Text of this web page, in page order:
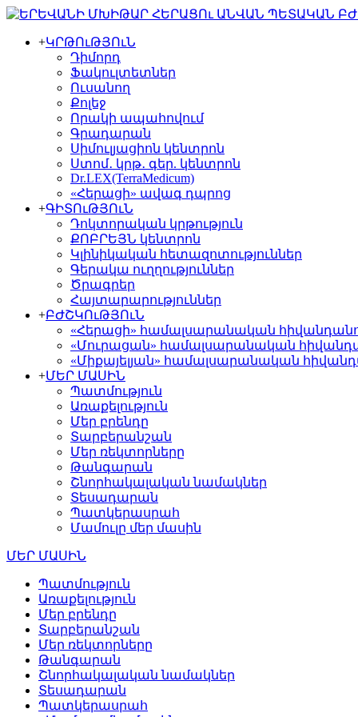
+ԿՐԹՈւԹՅՈւՆ
Դիմորդ
Ֆակուլտետներ
Ուսանող
Քոլեջ
Որակի ապահովում
Գրադարան
Սիմուլյացիոն կենտրոն
Ստոմ․ կրթ․ գեր. կենտրոն
Dr.LEX(TerraMedicum)
«Հերացի» ավագ դպրոց
+ԳԻՏՈւԹՅՈւՆ
Դոկտորական կրթություն
ՔՈԲՐԵՅՆ կենտրոն
Կլինիկական հետազոտություններ
Գերակա ուղղություններ
Ծրագրեր
Հայտարարություններ
+ԲԺՇԿՈւԹՅՈւՆ
«Հերացի» համալսարանական
«Մուրացան» համալսարանական
«Միքայելյան» համալսարանական
+ՄԵՐ ՄԱՍԻՆ
Պատմություն
Առաքելություն
Մեր բրենդը
Տարբերանշան
Մեր ռեկտորները
Թանգարան
Շնորհակալական նամակներ
Տեսադարան
Պատկերասրահ
Մամուլը մեր մասին
ՄԵՐ ՄԱՍԻՆ
Պատմություն
Առաքելություն
Մեր բրենդը
Տարբերանշան
Մեր ռեկտորները
Թանգարան
Շնորհակալական նամակներ
Տեսադարան
Պատկերասրահ